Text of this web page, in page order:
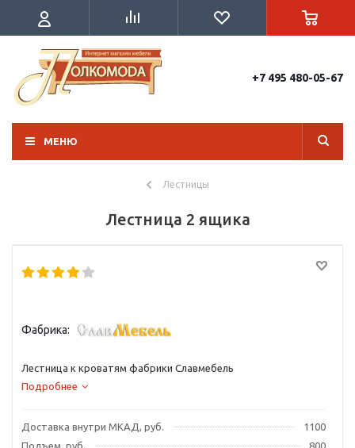
+7 495 480-05-67
МЕНЮ
Лестницы
Лестница 2 ящика
Фабрика:
Лестница к кроватям фабрики Славмебель
Подробнее
Доставка внутри МКАД, руб.
1100
Подъем, руб.
800